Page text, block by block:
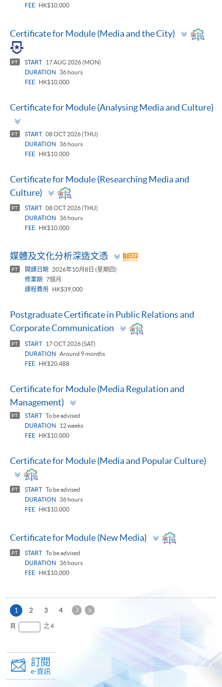
FEE HK$10,000
Certificate for Module (Media and the City)
Toggle
panel
PT START
17 AUG 2026 (MON)
DURATION
36 hours
FEE
HK$10,000
Certificate for Module (Analysing Media and Culture)
PT START 08 OCT 2026 (THU)
DURATION
36 hours
FEE
HK$10,000
Certificate for Module (Researching Media and
Culture)
Toggle
panel
PT START 08 OCT 2026 (THU)
DURATION
36 hours
FEE
HK$10,000
媒體及文化分析深造文憑
Toggle
panel
PT 開課日期
2026年10月8日 (星期四)
修業期
7個月
課程費用
HK$39,000
Postgraduate Certificate in Public Relations and
Corporate Communication
Toggle
panel
PT START
17 OCT 2026 (SAT)
DURATION
Around 9 months
FEE
HK$20,488
Certificate for Module (Media Regulation and
Management)
PT START To be advised
DURATION
12 weeks
FEE
HK$10,000
Certificate for Module (Media and Popular Culture)
Toggle
panel
PT START To be advised
DURATION
36 hours
FEE
HK$10,000
Certificate for Module (New Media)
Toggle
panel
PT START To be advised
DURATION
36 hours
FEE
HK$10,000
1 本
頁
2 3 4
下
頁 之 4
訂閱
e-資訊